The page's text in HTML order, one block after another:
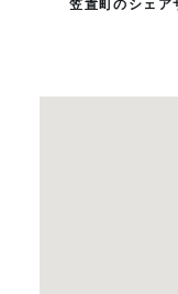
笠置町のシェア